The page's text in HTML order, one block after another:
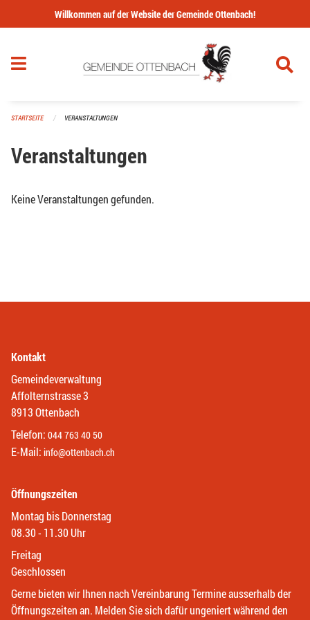
Navigation überspringen
Willkommen auf der Website der Gemeinde Ottenbach!
STARTSEITE VERANSTALTUNGEN
Veranstaltungen
Keine Veranstaltungen gefunden.
Kontakt
Gemeindeverwaltung
Affolternstrasse 3
8913 Ottenbach
Telefon: 044 763 40 50
E-Mail: info@ottenbach.ch
Öffnungszeiten
Montag bis Donnerstag
08.30 - 11.30 Uhr
Freitag
Geschlossen
Gerne bieten wir Ihnen nach Vereinbarung Termine ausserhalb der
Öffnungszeiten an. Melden Sie sich dafür ungeniert während den